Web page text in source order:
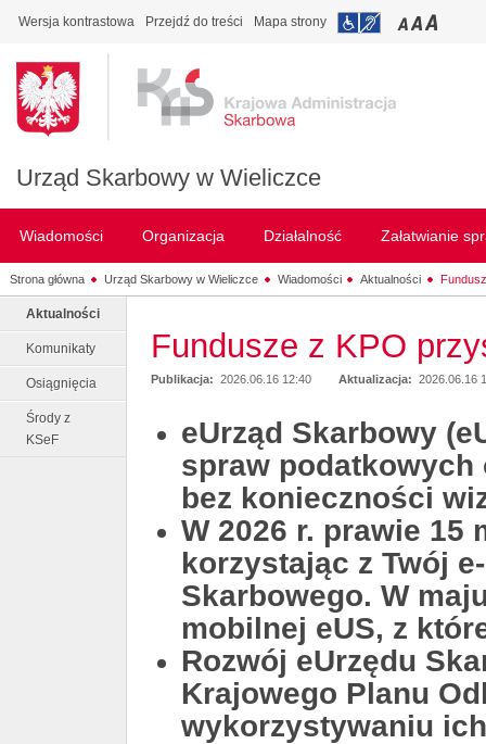
Wersja kontrastowa Przejdź do treści Mapa strony
Urząd Skarbowy w Wieliczce
Wiadomości Organizacja Działalność Załatwianie
Strona główna Urząd Skarbowy w Wieliczce Wiadomości Aktualności
Aktualności
Komunikaty
Osiągnięcia
Środy z
KSeF
Fundusze z KPO
Publikacja: 2026.06.16 12:40 Aktualizacja: 2026.06.16
eUrząd Skarbowy
spraw
bez konieczności
W 2026 r. prawie 15
korzystając z Twój
Skarbowego. W
mobilnej eUS, z
Rozwój eUrzędu
Krajowego Planu
wykorzystywaniu